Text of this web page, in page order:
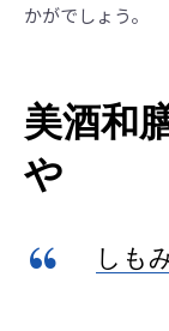
かがでしょう。
美酒和
や
しも